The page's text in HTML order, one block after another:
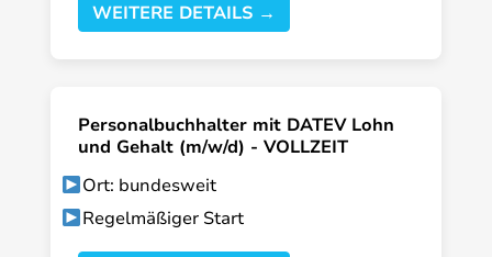
WEITERE DETAILS →
Personalbuchhalter mit DATEV Lohn
und Gehalt (m/w/d) - VOLLZEIT
Ort: bundesweit
Regelmäßiger Start